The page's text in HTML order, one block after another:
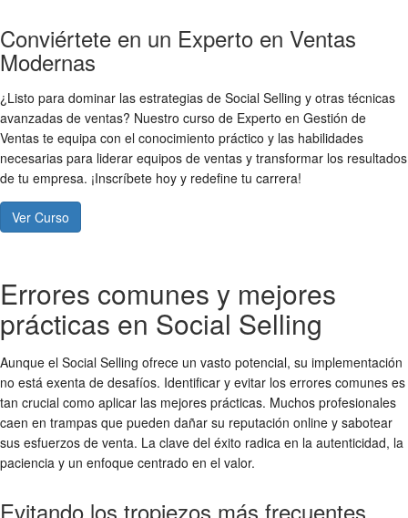
Conviértete en un Experto en Ventas
Modernas
¿Listo para dominar las estrategias de Social Selling y otras técnicas
avanzadas de ventas? Nuestro curso de Experto en Gestión de
Ventas te equipa con el conocimiento práctico y las habilidades
necesarias para liderar equipos de ventas y transformar los resultados
de tu empresa. ¡Inscríbete hoy y redefine tu carrera!
Ver Curso
Errores comunes y mejores
prácticas en Social Selling
Aunque el Social Selling ofrece un vasto potencial, su implementación
no está exenta de desafíos. Identificar y evitar los errores comunes es
tan crucial como aplicar las mejores prácticas. Muchos profesionales
caen en trampas que pueden dañar su reputación online y sabotear
sus esfuerzos de venta. La clave del éxito radica en la autenticidad, la
paciencia y un enfoque centrado en el valor.
Evitando los tropiezos más frecuentes